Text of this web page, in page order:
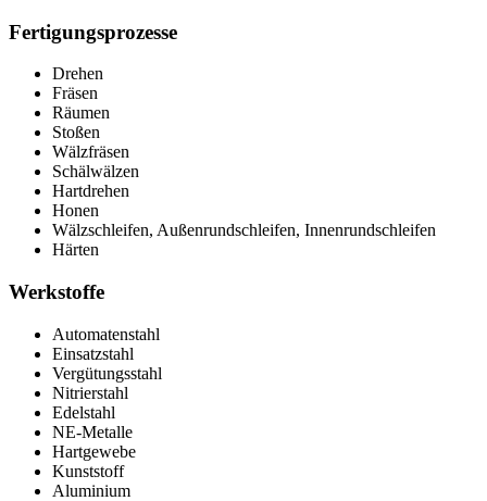
Fertigungsprozesse
Drehen
Fräsen
Räumen
Stoßen
Wälzfräsen
Schälwälzen
Hartdrehen
Honen
Wälzschleifen, Außenrundschleifen, Innenrundschleifen
Härten
Werkstoffe
Automatenstahl
Einsatzstahl
Vergütungsstahl
Nitrierstahl
Edelstahl
NE-Metalle
Hartgewebe
Kunststoff
Aluminium